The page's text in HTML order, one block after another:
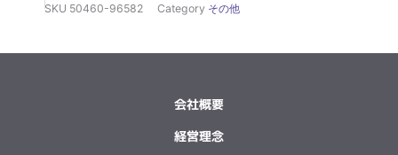
SKU 50460-96582 Category その他
会社概要
経営理念